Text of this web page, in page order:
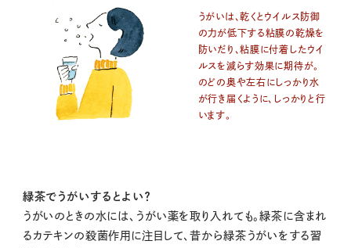
うがいは、乾くとウイルス防御
の力が低下する粘膜の乾燥を
防いだり、粘膜に付着したウイ
ルスを減らす効果に期待が。
のどの奥や左右にしっかり水
が行き届くように、しっかりと行
います。
緑茶でうがいするとよい？
うがいのときの水には、うがい薬を取り入れても。緑茶に含まれ
るカテキンの殺菌作用に注目して、昔から緑茶うがいをする習